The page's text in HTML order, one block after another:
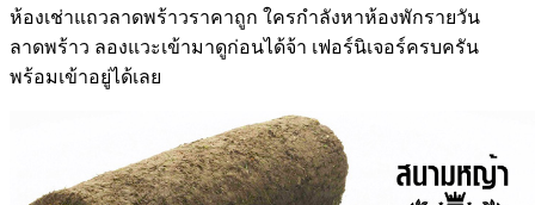
ห้องเช่าแถวลาดพร้าวราคาถูก ใครกำลังหาห้องพักรายวัน
ลาดพร้าว ลองแวะเข้ามาดูก่อนได้จ้า เฟอร์นิเจอร์ครบครัน
พร้อมเข้าอยู่ได้เลย